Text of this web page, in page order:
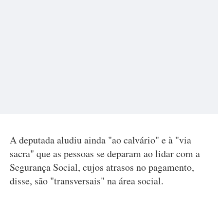
A deputada aludiu ainda "ao calvário" e à "via
sacra" que as pessoas se deparam ao lidar com a
Segurança Social, cujos atrasos no pagamento,
disse, são "transversais" na área social.